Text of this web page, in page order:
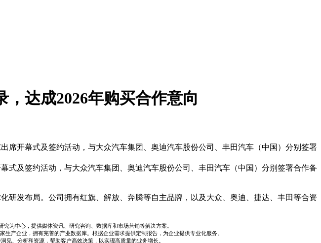
达成2026年购买合作意向
席开幕式及签约活动，与大众汽车集团、奥迪汽车股份公司、丰田汽车（中国）分别签署
及签约活动，与大众汽车集团、奥迪汽车股份公司、丰田汽车（中国）分别签署合作备
发布局。公司拥有红旗、解放、奔腾等自主品牌，以及大众、奥迪、捷达、丰田等合资
为中心，提供媒体资讯、研究咨询、数据库和市场营销等解决方案。
产企业，拥有完善的产业数据库。根据企业需求提供定制报告，为企业提供专业化服务。
、分析和资源，帮助客户高效决策，以实现高质量的业务增长。